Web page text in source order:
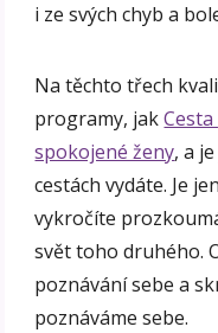
i ze svých chyb a
Na těchto třech
programy, jak
spokojené ženy, a
cestách vydáte. Je
vykročíte
svět toho druhého.
poznávání sebe a
poznáváme sebe.